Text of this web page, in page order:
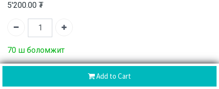
Add to Cart
5'200.00 ₮
70 ш боломжит
Хуваалцах :